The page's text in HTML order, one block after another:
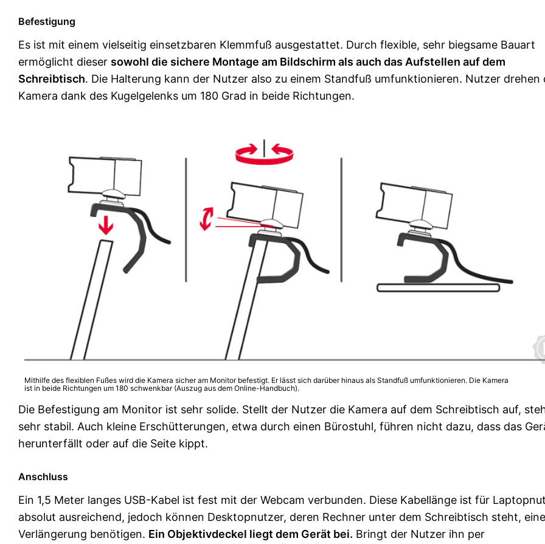
Befestigung
Es ist mit einem vielseitig einsetzbaren Klemmfuß ausgestattet. Durch flexible, sehr biegsame Bauart
ermöglicht dieser sowohl die sichere Montage am Bildschirm als auch das Aufstellen auf dem
Schreibtisch. Die Halterung kann der Nutzer also zu einem Standfuß umfunktionieren. Nutzer drehen
Kamera dank des Kugelgelenks um 180 Grad in beide Richtungen.
Mithilfe des flexiblen Fußes wird die Kamera sicher am Monitor befestigt. Er lässt sich darüber hinaus als Standfuß umfunktionieren. Die Kamera
ist in beide Richtungen um 180 schwenkbar (Auszug aus dem Online-Handbuch).
Die Befestigung am Monitor ist sehr solide. Stellt der Nutzer die Kamera auf dem Schreibtisch auf,
sehr stabil. Auch kleine Erschütterungen, etwa durch einen Bürostuhl, führen nicht dazu, dass das
herunterfällt oder auf die Seite kippt.
Anschluss
Ein 1,5 Meter langes USB-Kabel ist fest mit der Webcam verbunden. Diese Kabellänge ist für
absolut ausreichend, jedoch können Desktopnutzer, deren Rechner unter dem Schreibtisch steht,
Verlängerung benötigen. Ein Objektivdeckel liegt dem Gerät bei. Bringt der Nutzer ihn per